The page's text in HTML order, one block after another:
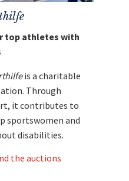
top athletes with
is a charitable
Through
it contributes to
sportswomen and
disabilities.
the auctions